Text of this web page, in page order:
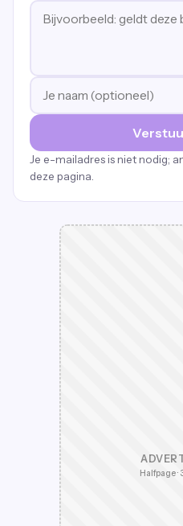
Je e-mailadres is niet nodig;
deze pagina.
Halfpage